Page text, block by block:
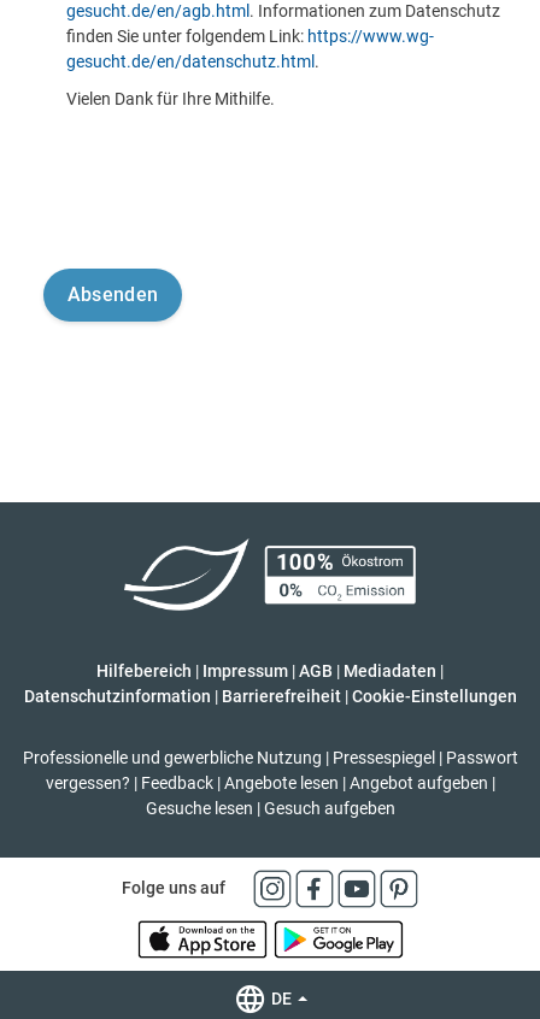
gesucht.de/en/agb.html . Informationen zum Datenschutz
finden Sie unter folgendem Link: https://www.wg-
gesucht.de/en/datenschutz.html .
Vielen Dank für Ihre Mithilfe.
Hilfebereich | Impressum |AGB | Mediadaten |
Datenschutzinformation | Barrierefreiheit | Cookie-Einstellungen
Professionelle und gewerbliche Nutzung | Pressespiegel | Passwort
vergessen? | Feedback | Angebote lesen | Angebot aufgeben |
Gesuche lesen | Gesuch aufgeben
Folge uns auf
DE